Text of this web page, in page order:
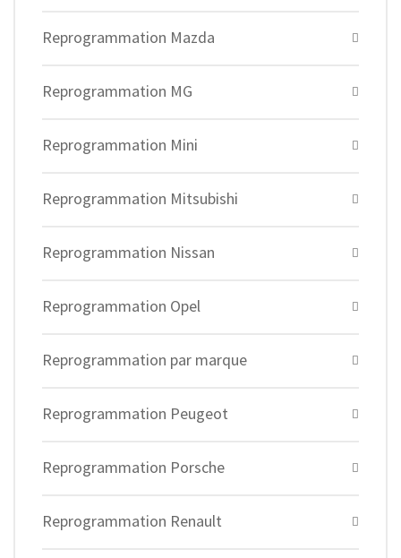
Reprogrammation Mazda
Reprogrammation MG
Reprogrammation Mini
Reprogrammation Mitsubishi
Reprogrammation Nissan
Reprogrammation Opel
Reprogrammation par marque
Reprogrammation Peugeot
Reprogrammation Porsche
Reprogrammation Renault